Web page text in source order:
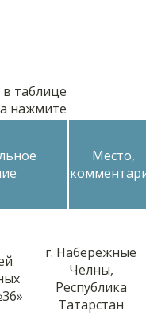
таблице
нажмите
Место,
г. Набережные
Челны,
Республика
Татарстан